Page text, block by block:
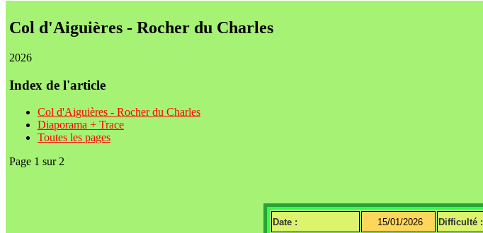
Col d'Aiguières - Rocher du Charles
2026
Index de l'article
Col d'Aiguières - Rocher du Charles
Diaporama + Trace
Toutes les pages
Page 1 sur 2
Date : 15/01/2026 Difficulté :